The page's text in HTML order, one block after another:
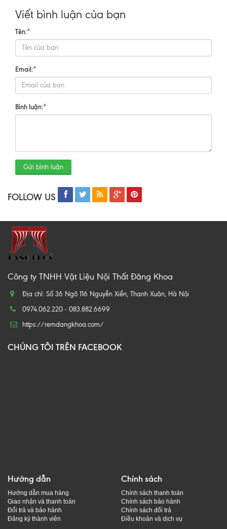
Viết bình luận của bạn
Tên:*
Email:*
Bình luận:*
Gửi bình luận
FOLLOW US
Công ty TNHH Vật Liệu Nội Thất Đăng Khoa
Địa chỉ: Số 36 Ngõ 116 Nguyễn Xiển, Thanh Xuân, Hà Nội
0974.062.220 - 083.882.6699
https://remdangkhoa.com/
CHÚNG TÔI TRÊN FACEBOOK
Hướng dẫn
Hướng dẫn mua hàng
Giao nhận và thanh toán
Đổi trả và bảo hành
Đăng ký thành viên
Chính sách
Chính sách thanh toán
Chính sách bảo hành
Chính sách đổi trả
Điều khoản và dịch vụ